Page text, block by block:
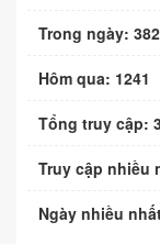
Trong ngày: 382
Hôm qua: 1241
Tổng truy cập:
Truy cập nhiều
Ngày nhiều